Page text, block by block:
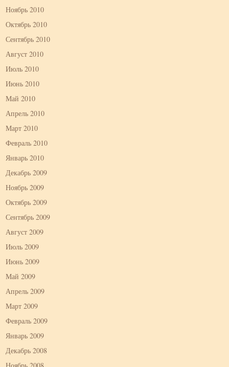
Ноябрь 2010
Октябрь 2010
Сентябрь 2010
Август 2010
Июль 2010
Июнь 2010
Май 2010
Апрель 2010
Март 2010
Февраль 2010
Январь 2010
Декабрь 2009
Ноябрь 2009
Октябрь 2009
Сентябрь 2009
Август 2009
Июль 2009
Июнь 2009
Май 2009
Апрель 2009
Март 2009
Февраль 2009
Январь 2009
Декабрь 2008